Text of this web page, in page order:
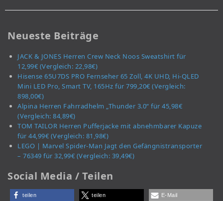
Neueste Beiträge
JACK & JONES Herren Crew Neck Noos Sweatshirt für
12,99€ (Vergleich: 22,98€)
Hisense 65U7DS PRO Fernseher 65 Zoll, 4K UHD, Hi-QLED
Mini LED Pro, Smart TV, 165Hz für 799,20€ (Vergleich:
898,00€)
Alpina Herren Fahrradhelm „Thunder 3.0“ für 45,98€
(Vergleich: 84,89€)
TOM TAILOR Herren Pufferjacke mit abnehmbarer Kapuze
für 44,99€ (Vergleich: 81,98€)
LEGO | Marvel Spider-Man Jagt den Gefängnistransporter
– 76349 für 32,99€ (Vergleich: 39,49€)
Social Media / Teilen
teilen teilen E-Mail